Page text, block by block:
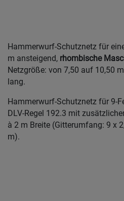
Hammerwurf-Schutznetz für
m ansteigend, rhombische
Netzgröße: von 7,50 auf 10,50
lang.
Hammerwurf-Schutznetz für 9-
DLV-Regel 192.3 mit
à 2 m Breite (Gitterumfang: 9 x
m).